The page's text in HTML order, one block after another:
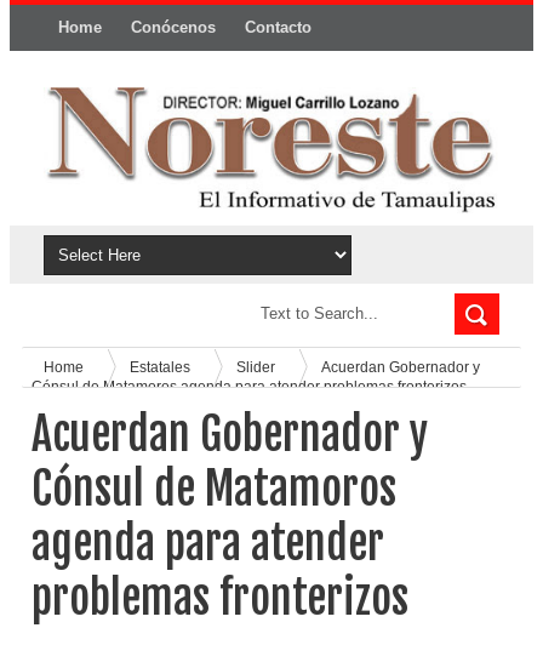
Home Conócenos Contacto
Home Estatales Slider
Acuerdan Gobernador y
Cónsul de Matamoros agenda para atender problemas fronterizos
Acuerdan Gobernador y
Cónsul de Matamoros
agenda para atender
problemas fronterizos